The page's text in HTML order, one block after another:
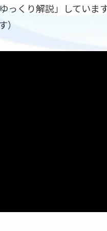
くり解説」していま